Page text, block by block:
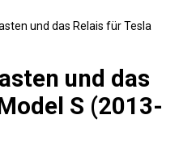
und das Relais für Tesla
und das
S (2013-